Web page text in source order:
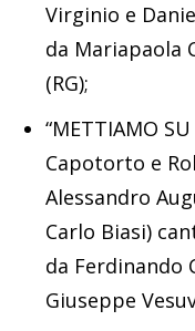
Virginio e
da Mariapaola
(RG);
“METTIAMO
Capotorto e
Alessandro
Carlo Biasi)
da Ferdinando
Giuseppe